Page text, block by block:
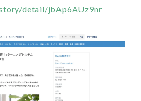
detail/jbAp6AUz9nr